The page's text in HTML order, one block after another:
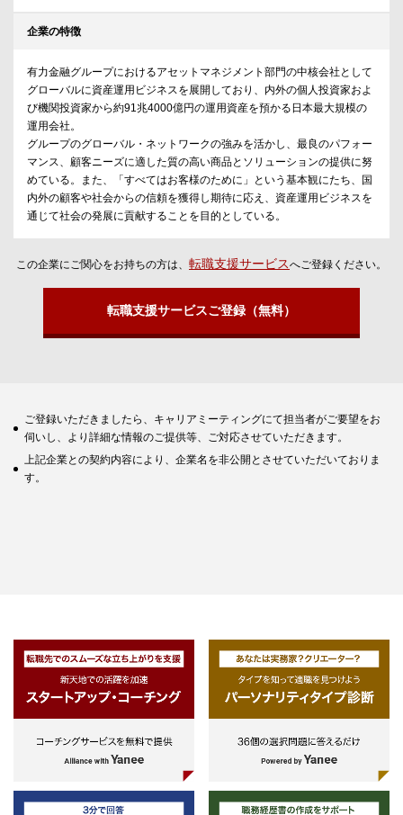
企業の特徴
有力金融グループにおけるアセットマネジメント部門の中核会社として
グローバルに資産運用ビジネスを展開しており、内外の個人投資家およ
び機関投資家から約91兆4000億円の運用資産を預かる日本最大規模の
運用会社。
グループのグローバル・ネットワークの強みを活かし、最良のパフォー
マンス、顧客ニーズに適した質の高い商品とソリューションの提供に努
めている。また、「すべてはお客様のために」という基本観にたち、国
内外の顧客や社会からの信頼を獲得し期待に応え、資産運用ビジネスを
通じて社会の発展に貢献することを目的としている。
この企業にご関心をお持ちの方は、 転職支援サービスへご登録ください。
転職支援サービスご登録（無料）
ご登録いただきましたら、キャリアミーティングにて担当者がご要望をお
伺いし、より詳細な情報のご提供等、ご対応させていただきます。
上記企業との契約内容により、企業名を非公開とさせていただいておりま
す。